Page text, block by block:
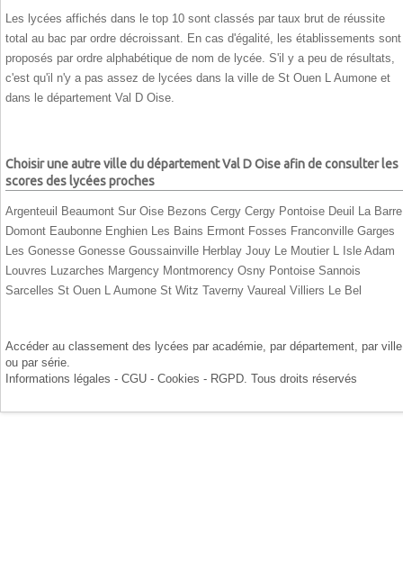
Les lycées affichés dans le top 10 sont classés par taux brut de réussite
total au bac par ordre décroissant. En cas d'égalité, les établissements sont
proposés par ordre alphabétique de nom de lycée. S'il y a peu de résultats,
c'est qu'il n'y a pas assez de lycées dans la ville de St Ouen L Aumone et
dans le département Val D Oise.
Choisir une autre ville du département Val D Oise afin de consulter les
scores des lycées proches
Argenteuil Beaumont Sur Oise Bezons Cergy Cergy Pontoise Deuil La Barre
Domont Eaubonne Enghien Les Bains Ermont Fosses Franconville Garges
Les Gonesse Gonesse Goussainville Herblay Jouy Le Moutier
L Isle Adam
Louvres
Luzarches Margency Montmorency Osny Pontoise Sannois
Sarcelles St Ouen L Aumone St Witz Taverny Vaureal Villiers Le Bel
Accéder au classement des lycées par académie , par département , par ville
ou par série
Informations légales - CGU - Cookies - RGPD . Tous droits réservés